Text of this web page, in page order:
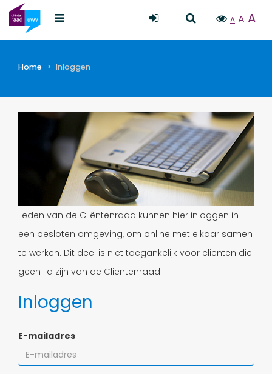
A A A
Home Inloggen
Leden van de Cliëntenraad kunnen hier inloggen in
een besloten omgeving, om online met elkaar samen
te werken. Dit deel is niet toegankelijk voor cliënten die
geen lid zijn van de Cliëntenraad.
Inloggen
E-mailadres